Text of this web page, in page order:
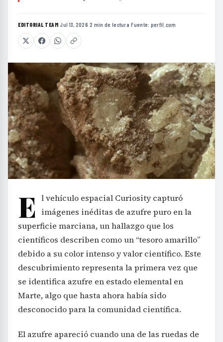
EDITORIAL TEAM·Jul 13, 2026·2 min de lectura·Fuente: perfil.com
E l vehículo espacial Curiosity capturó
imágenes inéditas de azufre puro en la
superficie marciana, un hallazgo que los
científicos describen como un “tesoro amarillo”
debido a su color intenso y valor científico. Este
descubrimiento representa la primera vez que
se identifica azufre en estado elemental en
Marte, algo que hasta ahora había sido
desconocido para la comunidad científica.
El azufre apareció cuando una de las ruedas de